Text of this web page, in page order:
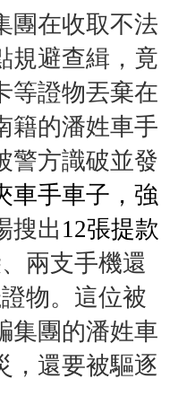
團在收取不法
規避查緝，竟
等證物丟棄在
籍的潘姓車手
警方識破並發
車手車子，強
搜出 12張提款
兩支手機還
物。 這位被
集團的潘姓車
，還要被驅逐